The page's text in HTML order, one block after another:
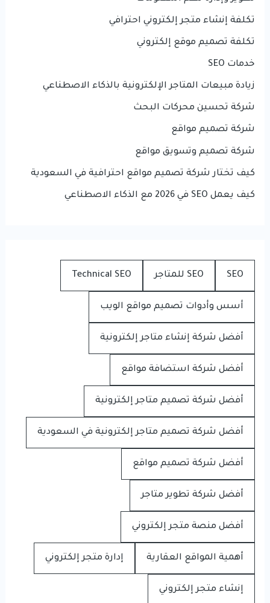
تكلفة إنشاء متجر إلكتروني احترافي
تكلفة تصميم موقع إلكتروني
خدمات SEO
زيادة مبيعات المتاجر الإلكترونية بالذكاء الاصطناعي
شركة تحسين محركات البحث
شركة تصميم مواقع
شركة تصميم وتسويق مواقع
كيف تختار شركة تصميم مواقع احترافية في السعودية
كيف يعمل SEO في 2026 مع الذكاء الاصطناعي
SEO SEO للمتاجر Technical SEO
أسس وأدوات تصميم مواقع الويب
أفضل شركة إنشاء متاجر إلكترونية
أفضل شركة استضافة مواقع
أفضل شركة تصميم متاجر إلكترونية
أفضل شركة تصميم متاجر إلكترونية في السعودية
أفضل شركة تصميم مواقع
أفضل شركة تطوير متاجر
أفضل منصة متجر إلكتروني
أهمية المواقع العقارية إدارة متجر إلكتروني
إنشاء متجر إلكتروني